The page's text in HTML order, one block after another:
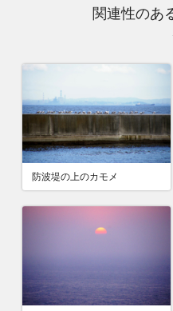
関連性のあ
防波堤の上のカモメ